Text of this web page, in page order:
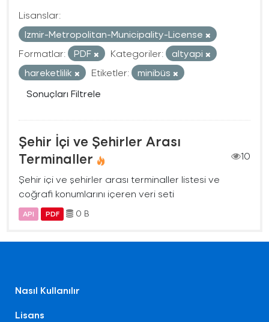
Lisanslar:
Izmir-Metropolitan-Municipality-License
Formatlar:
PDF Kategoriler:
altyapi
hareketlilik
Etiketler:
minibüs
Sonuçları Filtrele
Şehir İçi ve Şehirler Arası
Terminaller
10
Şehir içi ve şehirler arası terminaller listesi ve
coğrafi konumlarını içeren veri seti
API PDF 0 B
Nasıl Kullanılır
Lisans